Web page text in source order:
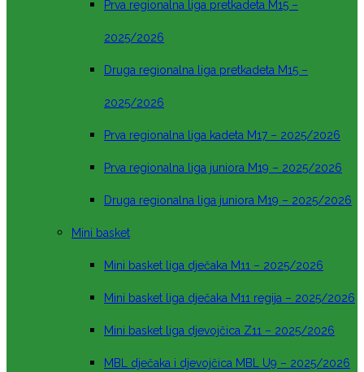
Prva regionalna liga pretkadeta M15 –
2025/2026
Druga regionalna liga pretkadeta M15 –
2025/2026
Prva regionalna liga kadeta M17 – 2025/2026
Prva regionalna liga juniora M19 – 2025/2026
Druga regionalna liga juniora M19 – 2025/2026
Mini basket
Mini basket liga dječaka M11 – 2025/2026
Mini basket liga dječaka M11 regija – 2025/2026
Mini basket liga djevojčica Z11 – 2025/2026
MBL dječaka i djevojčica MBL U9 – 2025/2026